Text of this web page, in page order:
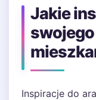
Jakie
Inspiracje do